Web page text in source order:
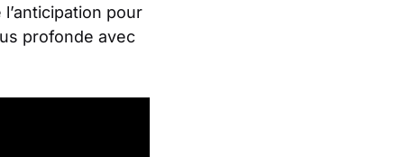
pour
profonde avec